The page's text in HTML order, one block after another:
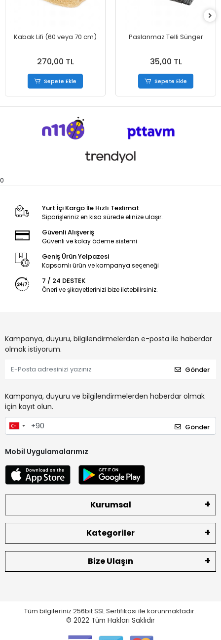
Kabak Lifi (60 veya 70 cm)
270,00 TL
Sepete Ekle
Paslanmaz Telli Sünger
35,00 TL
Sepete Ekle
0
Yurt İçi Kargo İle Hızlı Teslimat
Siparişleriniz en kısa sürede elinize ulaşır.
Güvenli Alışveriş
Güvenli ve kolay ödeme sistemi
Geniş Ürün Yelpazesi
Kapsamlı ürün ve kampanya seçeneği
7 / 24 DESTEK
Öneri ve şikayetlerinizi bize iletebilirsiniz.
Kampanya, duyuru, bilgilendirmelerden e-posta ile haberdar
olmak istiyorum.
Gönder
Kampanya, duyuru ve bilgilendirmelerden haberdar olmak
için kayıt olun.
Gönder
Mobil Uygulamalarımız
Kurumsal
Kategoriler
Bize Ulaşın
Tüm bilgileriniz 256bit SSL Sertifikası ile korunmaktadır.
© 2022 Tüm Hakları Saklıdır